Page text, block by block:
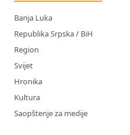
Banja Luka
Republika Srpska / BiH
Region
Svijet
Hronika
Kultura
Saopštenje za medije